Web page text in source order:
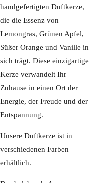
handgefertigten Duftkerze,
die die Essenz von
Lemongras, Grünen Apfel,
Süßer Orange und Vanille in
sich trägt. Diese einzigartige
Kerze verwandelt Ihr
Zuhause in einen Ort der
Energie, der Freude und der
Entspannung.
Unsere Duftkerze ist in
verschiedenen Farben
erhältlich.